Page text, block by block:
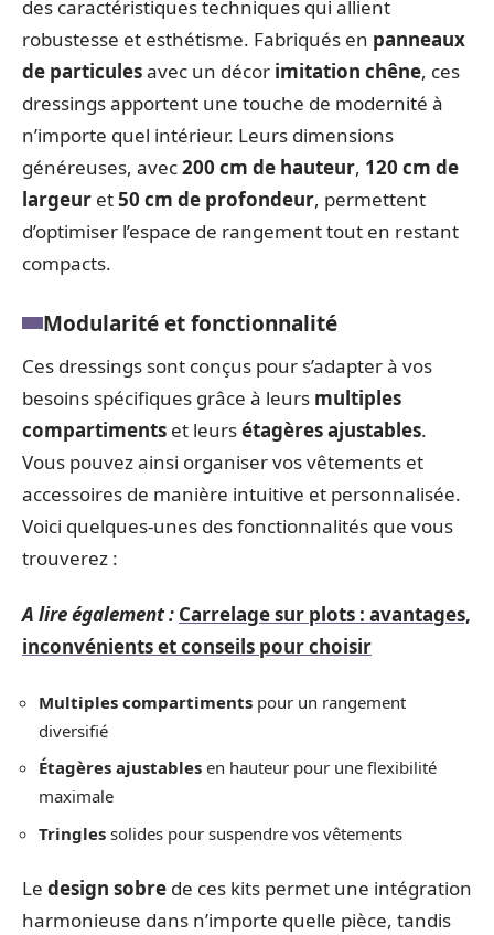
des caractéristiques techniques qui allient
robustesse et esthétisme. Fabriqués en panneaux
de particulesavec un décor imitation chêne, ces
dressings apportent une touche de modernité à
n’importe quel intérieur. Leurs dimensions
généreuses, avec200 cm de hauteur, 120 cm de
largeur et50 cm de profondeur, permettent
d’optimiser l’espace de rangement tout en restant
compacts.
Modularité et fonctionnalité
Ces dressings sont conçus pour s’adapter à vos
besoins spécifiques grâce à leurs multiples
compartiments et leursétagères ajustables.
Vous pouvez ainsi organiser vos vêtements et
accessoires de manière intuitive et personnalisée.
Voici quelques-unes des fonctionnalités que vous
trouverez :
A lire également : Carrelage sur plots : avantages,
inconvénients et conseils pour choisir
Multiples compartiments pour un rangement
diversifié
Étagères ajustables en hauteur pour une flexibilité
maximale
Tringles solides pour suspendre vos vêtements
Le design sobre de ces kits permet une intégration
harmonieuse dans n’importe quelle pièce, tandis